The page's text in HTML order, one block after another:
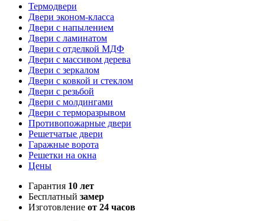
Термодвери
Двери эконом-класса
Двери с напылением
Двери с ламинатом
Двери с отделкой МДФ
Двери с массивом дерева
Двери с зеркалом
Двери с ковкой и стеклом
Двери с резьбой
Двери с молдингами
Двери с терморазрывом
Противопожарные двери
Решетчатые двери
Гаражные ворота
Решетки на окна
Цены
Гарантия 10 лет
Бесплатный замер
Изготовление от 24 часов